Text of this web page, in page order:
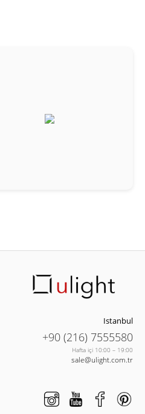
Istanbul
+90 (216) 7555580
Hafta içi 10:00 – 19:00
sale@ulight.com.tr